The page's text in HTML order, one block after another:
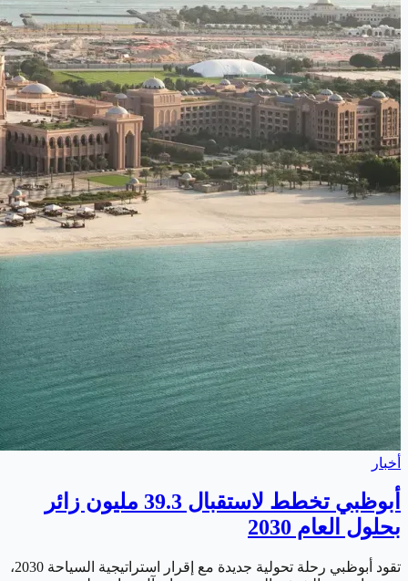
أخبار
أبوظبي تخطط لاستقبال 39.3 مليون زائر
بحلول العام 2030
تقود أبوظبي رحلة تحولية جديدة مع إقرار استراتيجية السياحة 2030،